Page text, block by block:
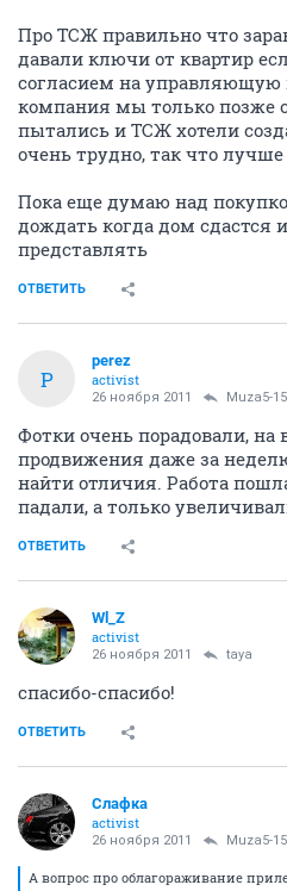
Про ТСЖ правильно что
давали ключи от квартир
согласием на управляющую
компания мы только позже
пытались и ТСЖ хотели
очень трудно, так что лучше
Пока еще думаю над
дождать когда дом сдастся
представлять
ОТВЕТИТЬ
P
perez
activist
26 ноября 2011 Muza5-15
Фотки очень порадовали,
продвижения даже за
найти отличия. Работа
падали, а только
ОТВЕТИТЬ
Wl_Z
activist
26 ноября 2011 taya
спасибо-спасибо!
ОТВЕТИТЬ
Слафка
activist
26 ноября 2011 Muza5-15
А вопрос про облагораживание